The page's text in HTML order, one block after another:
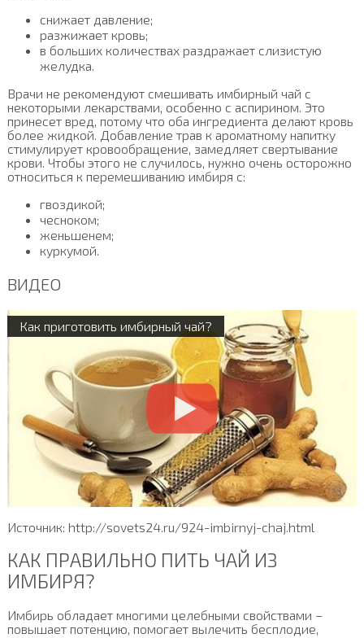
снижает давление;
разжижает кровь;
в больших количествах раздражает слизистую
желудка.
Врачи не рекомендуют смешивать имбирный чай с
некоторыми лекарствами, особенно с аспирином. Это
принесет вред, потому что оба ингредиента делают кровь
более жидкой. Добавление трав к ароматному напитку
стимулирует кровообращение, замедляет свертывание
крови. Чтобы этого не случилось, нужно очень осторожно
относиться к перемешиванию имбиря с:
гвоздикой;
чесноком;
женьшенем;
куркумой.
ВИДЕО
Как приготовить имбирный чай?
Источник: http://sovets24.ru/924-imbirnyj-chaj.html
КАК ПРАВИЛЬНО ПИТЬ ЧАЙ ИЗ
ИМБИРЯ?
Имбирь обладает многими целебными свойствами –
повышает потенцию, помогает вылечить бесплодие,